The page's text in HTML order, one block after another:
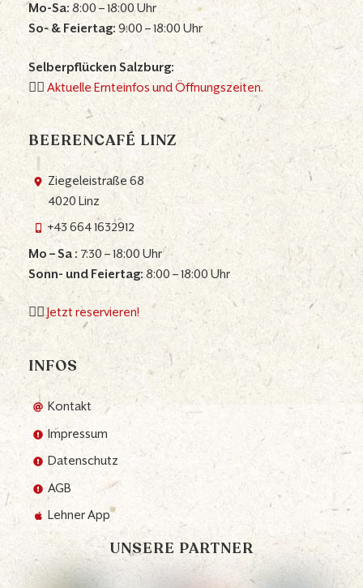
Mo-Sa:8:00 – 18:00 Uhr
So- & Feiertag:9:00 – 18:00 Uhr
Selberpflücken Salzburg:
👉🏼Aktuelle Ernteinfos und Öffnungszeiten.
BEERENCAFÉ LINZ
Ziegeleistraße 68
4020 Linz
+43 664 1632912
Mo – Sa : 7:30 – 18:00 Uhr
Sonn- und Feiertag:8:00 – 18:00 Uhr
👉🏼Jetzt reservieren!
INFOS
Kontakt
Impressum
Datenschutz
AGB
Lehner App
UNSERE PARTNER